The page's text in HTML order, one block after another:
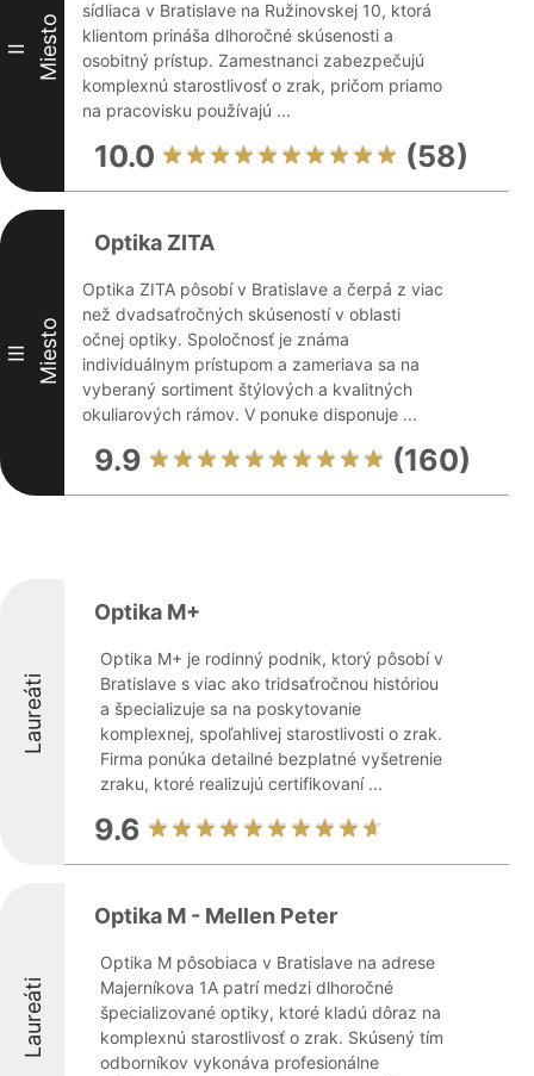
II Miesto
sídliaca v Bratislave na Ružinovskej 10, ktorá
klientom prináša dlhoročné skúsenosti a
osobitný prístup. Zamestnanci zabezpečujú
komplexnú starostlivosť o zrak, pričom priamo
na pracovisku používajú ...
10.0 (58)
III Miesto
Optika ZITA
Optika ZITA pôsobí v Bratislave a čerpá z viac
než dvadsaťročných skúseností v oblasti
očnej optiky. Spoločnosť je známa
individuálnym prístupom a zameriava sa na
vyberaný sortiment štýlových a kvalitných
okuliarových rámov. V ponuke disponuje ...
9.9 (160)
Laureáti
Optika M+
Optika M+ je rodinný podnik, ktorý pôsobí v
Bratislave s viac ako tridsaťročnou históriou
a špecializuje sa na poskytovanie
komplexnej, spoľahlivej starostlivosti o zrak.
Firma ponúka detailné bezplatné vyšetrenie
zraku, ktoré realizujú certifikovaní ...
9.6
Laureáti
Optika M - Mellen Peter
Optika M pôsobiaca v Bratislave na adrese
Majerníkova 1A patrí medzi dlhoročné
špecializované optiky, ktoré kladú dôraz na
komplexnú starostlivosť o zrak. Skúsený tím
odborníkov vykonáva profesionálne